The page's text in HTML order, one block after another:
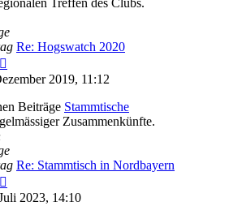
Treffen des Clubs.
Re: Hogswatch 2020
Beitrag 2019, 11:12
Stammtische
Zusammenkünfte.
Re: Stammtisch in Nordbayern
Beitrag
2023, 14:10